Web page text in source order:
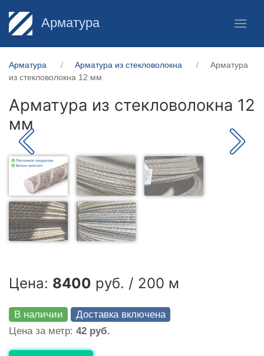
Арматура
Арматура Арматура из стекловолокна
Арматура
из стекловолокна 12 мм
Арматура из стекловолокна 12
мм
Цена: 8400 руб. / 200 м
В наличии
Доставка включена
Цена за метр: 42 руб.